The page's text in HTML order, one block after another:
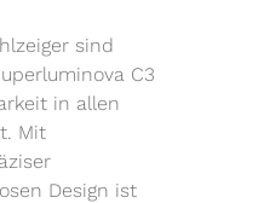
sind
C3
in allen
Mit
Design ist